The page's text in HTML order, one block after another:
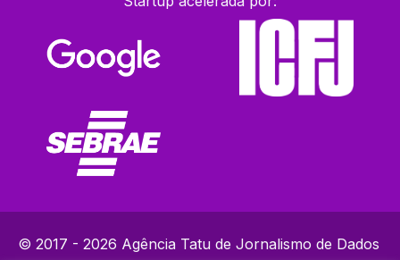
© 2017 - 2026 Agência Tatu de Jornalismo de Dados